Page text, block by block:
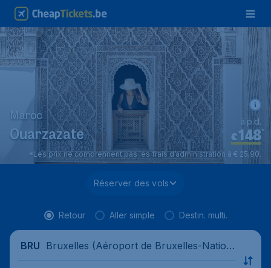
Maroc
Ouarzazate €148*
à.p.d.
*Les prix ne comprennent pas les frais d’administration à € 25,90.
Réserver des vols
Retour Aller simple Destin. multi.
BRU Bruxelles (Aéroport de Bruxelles-Nation